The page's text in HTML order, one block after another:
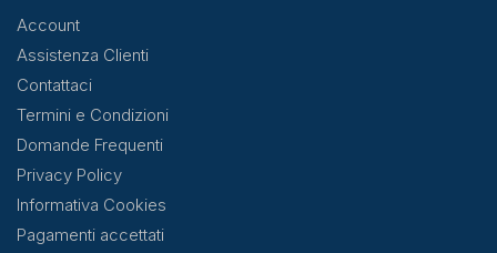
Account
Assistenza Clienti
Contattaci
Termini e Condizioni
Domande Frequenti
Privacy Policy
Informativa Cookies
Pagamenti accettati